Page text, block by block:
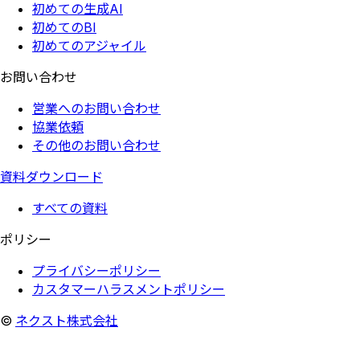
初めての生成AI
初めてのBI
初めてのアジャイル
お問い合わせ
営業へのお問い合わせ
協業依頼
その他のお問い合わせ
資料ダウンロード
すべての資料
ポリシー
プライバシーポリシー
カスタマーハラスメントポリシー
© ネクスト株式会社